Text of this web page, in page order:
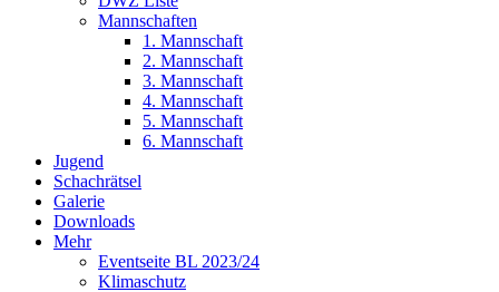
Mannschaften
1. Mannschaft
2. Mannschaft
3. Mannschaft
4. Mannschaft
5. Mannschaft
6. Mannschaft
Jugend
Schachrätsel
Galerie
Downloads
Mehr
Eventseite BL 2023/24
Klimaschutz